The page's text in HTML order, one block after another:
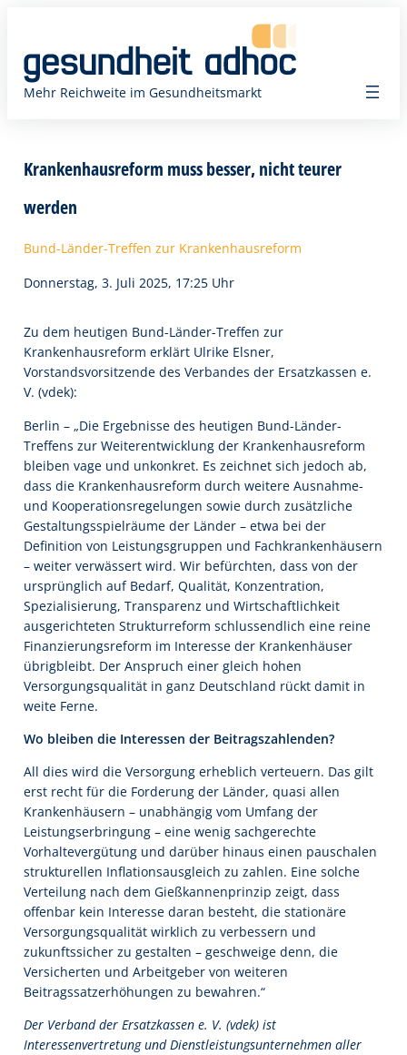
springen
Mehr Reichweite im Gesundheitsmarkt
Krankenhausreform muss besser, nicht teurer
werden
Bund-Länder-Treffen zur Krankenhausreform
Donnerstag, 3. Juli 2025, 17:25 Uhr
Zu dem heutigen Bund-Länder-Treffen zur
Krankenhausreform erklärt Ulrike Elsner,
Vorstandsvorsitzende des Verbandes der Ersatzkassen e.
V. (vdek):
Berlin – „Die Ergebnisse des heutigen Bund-Länder-
Treffens zur Weiterentwicklung der Krankenhausreform
bleiben vage und unkonkret. Es zeichnet sich jedoch ab,
dass die Krankenhausreform durch weitere Ausnahme-
und Kooperationsregelungen sowie durch zusätzliche
Gestaltungsspielräume der Länder – etwa bei der
Definition von Leistungsgruppen und Fachkrankenhäusern
– weiter verwässert wird. Wir befürchten, dass von der
ursprünglich auf Bedarf, Qualität, Konzentration,
Spezialisierung, Transparenz und Wirtschaftlichkeit
ausgerichteten Strukturreform schlussendlich eine reine
Finanzierungsreform im Interesse der Krankenhäuser
übrigbleibt. Der Anspruch einer gleich hohen
Versorgungsqualität in ganz Deutschland rückt damit in
weite Ferne.
Wo bleiben die Interessen der Beitragszahlenden?
All dies wird die Versorgung erheblich verteuern. Das gilt
erst recht für die Forderung der Länder, quasi allen
Krankenhäusern – unabhängig vom Umfang der
Leistungserbringung – eine wenig sachgerechte
Vorhaltevergütung und darüber hinaus einen pauschalen
strukturellen Inflationsausgleich zu zahlen. Eine solche
Verteilung nach dem Gießkannenprinzip zeigt, dass
offenbar kein Interesse daran besteht, die stationäre
Versorgungsqualität wirklich zu verbessern und
zukunftssicher zu gestalten – geschweige denn, die
Versicherten und Arbeitgeber von weiteren
Beitragssatzerhöhungen zu bewahren.“
Der Verband der Ersatzkassen e. V. (vdek) ist
Interessenvertretung und Dienstleistungsunternehmen aller